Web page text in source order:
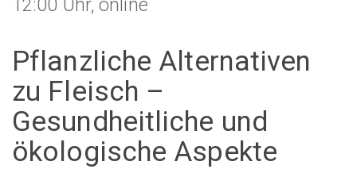
12:00 Uhr, online
Pflanzliche Alternativen
zu Fleisch –
Gesundheitliche und
ökologische Aspekte